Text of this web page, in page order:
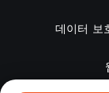
데이터 보